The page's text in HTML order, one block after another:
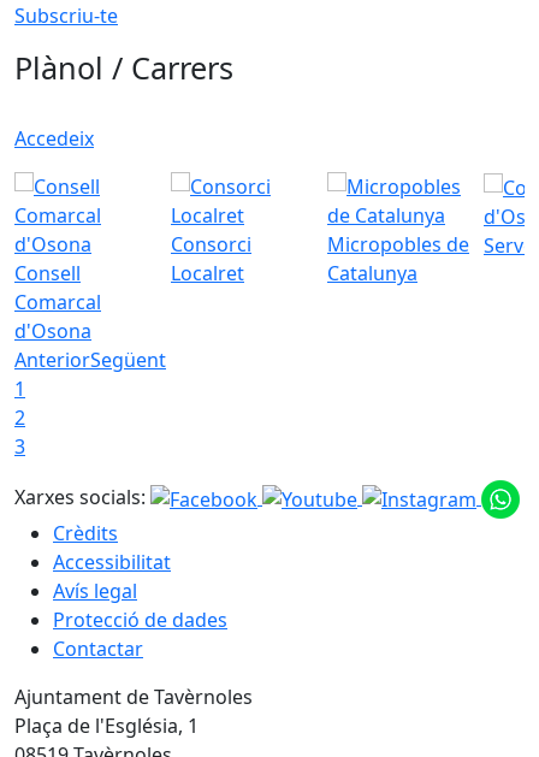
Subscriu-te
Plànol / Carrers
Accedeix
Consell
Comarcal
d'Osona
Consorci
Localret
Micropobles de
Catalunya
AnteriorSegüent
1
2
3
Xarxes socials:
Crèdits
Accessibilitat
Avís legal
Protecció de dades
Contactar
Ajuntament de Tavèrnoles
Plaça de l'Església, 1